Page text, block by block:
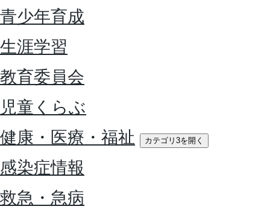
青少年育成
生涯学習
教育委員会
児童くらぶ
健康・医療・福祉
カテゴリ3を開く
感染症情報
救急・急病